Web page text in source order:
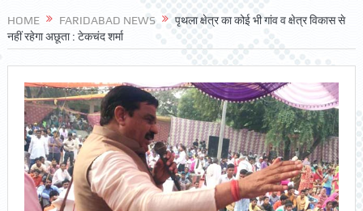
HOME FARIDABAD NEWS
पृथला क्षेत्र का कोई भी गांव व क्षेत्र विकास से
नहीं रहेगा अछूता : टेकचंद शर्मा